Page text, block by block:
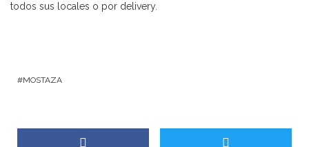
todos sus locales o por delivery.
MOSTAZA